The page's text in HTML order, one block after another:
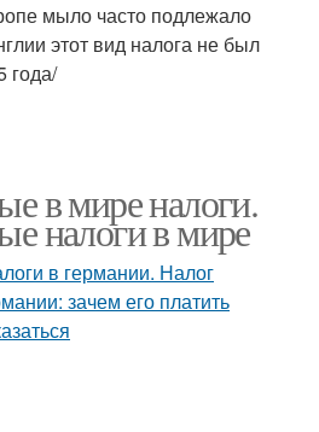
мыло часто подлежало
этот вид налога не был
года/
в мире налоги.
налоги в мире